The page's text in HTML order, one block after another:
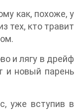
как, похоже, у
тех, кто травит
и лягу в дрейф
и новый парень
уже вступив в